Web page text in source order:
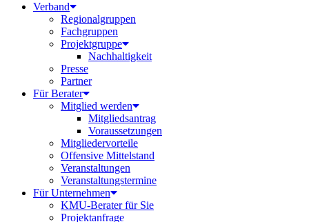
Verband
Regionalgruppen
Fachgruppen
Projektgruppe
Nachhaltigkeit
Presse
Partner
Für Berater
Mitglied werden
Mitgliedsantrag
Voraussetzungen
Mitgliedervorteile
Offensive Mittelstand
Veranstaltungen
Veranstaltungstermine
Für Unternehmen
KMU-Berater für Sie
Projektanfrage